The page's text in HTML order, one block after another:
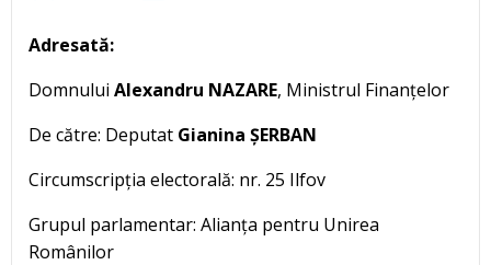
Adresată:
Domnului Alexandru NAZARE, Ministrul Finanțelor
De către: Deputat Gianina ȘERBAN
Circumscripția electorală: nr. 25 Ilfov
Grupul parlamentar: Alianța pentru Unirea
Românilor